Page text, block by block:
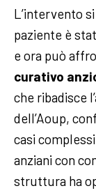
L’intervento
paziente è
e ora può
curativo
che ribadisce
dell’Aoup,
casi
anziani con
struttura ha